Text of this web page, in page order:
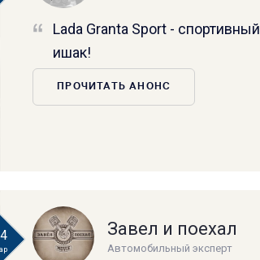
Lada Granta Sport - спортивный
ишак!
ПРОЧИТАТЬ АНОНС
Завел и поехал
Автомобильный эксперт